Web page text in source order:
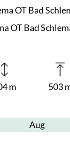
OT Bad
OT Bad
m 503
Aug